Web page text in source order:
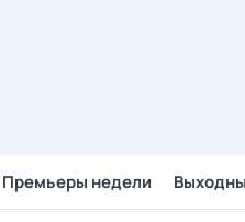
Премьеры недели